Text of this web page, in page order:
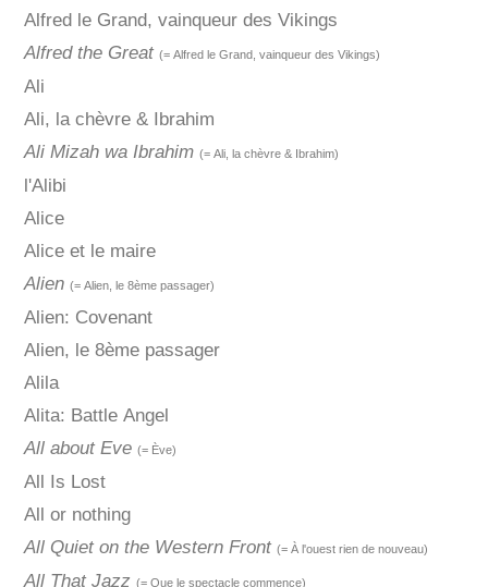
Alfred le Grand, vainqueur des Vikings
Alfred the Great (= Alfred le Grand, vainqueur des Vikings)
Ali
Ali, la chèvre & Ibrahim
Ali Mizah wa Ibrahim (= Ali, la chèvre & Ibrahim)
l'Alibi
Alice
Alice et le maire
Alien (= Alien, le 8ème passager)
Alien: Covenant
Alien, le 8ème passager
Alila
Alita: Battle Angel
All about Eve (= Ève)
All Is Lost
All or nothing
All Quiet on the Western Front (= À l'ouest rien de nouveau)
All That Jazz (= Que le spectacle commence)